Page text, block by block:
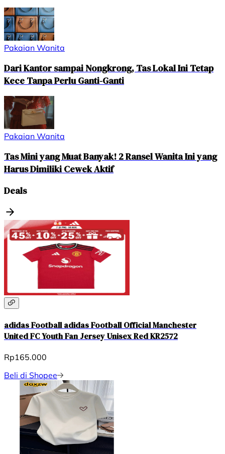
Pakaian Wanita
Dari Kantor sampai Nongkrong, Tas Lokal Ini Tetap
Kece Tanpa Perlu Ganti-Ganti
Pakaian Wanita
Tas Mini yang Muat Banyak! 2 Ransel Wanita Ini yang
Harus Dimiliki Cewek Aktif
Deals
adidas Football adidas Football Official Manchester
United FC Youth Fan Jersey Unisex Red KR2572
Rp165.000
Beli di Shopee